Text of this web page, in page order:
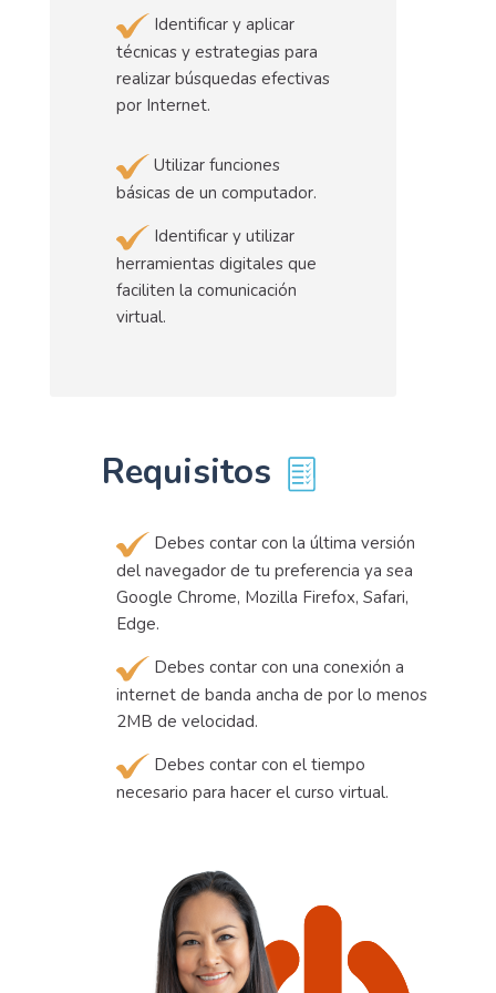
Identificar y aplicar
técnicas y estrategias para
realizar búsquedas efectivas
por Internet.
Utilizar funciones
básicas de un computador.
Identificar y utilizar
herramientas digitales que
faciliten la comunicación
virtual.
Requisitos
Debes contar con la última versión
del navegador de tu preferencia ya sea
Google Chrome, Mozilla Firefox, Safari,
Edge.
Debes contar con una conexión a
internet de banda ancha de por lo menos
2MB de velocidad.
Debes contar con el tiempo
necesario para hacer el curso virtual.